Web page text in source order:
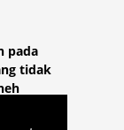
pada
tidak